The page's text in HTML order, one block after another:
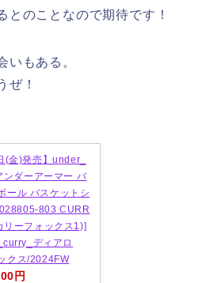
とのことなので期待です！
いもある。
ぜ！
(金)発売】under_
ダーアーマー バ
ール バスケットシ
803 CURR
リーフォックス1)]
ディアロ
クス/2024FW
円